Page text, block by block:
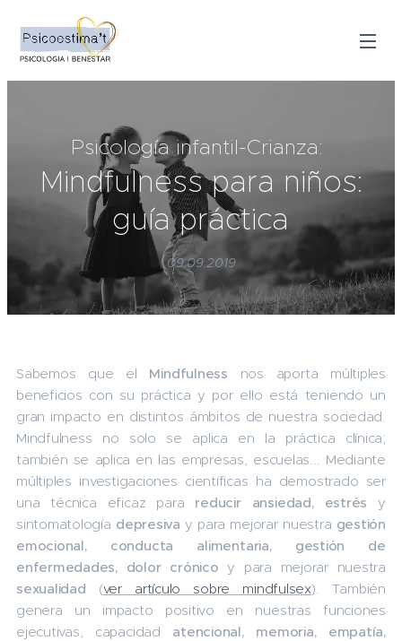
Psicología infantil-Crianza:
Mindfulness para niños:
guía práctica
09.09.2019
Sabemos que el Mindfulness nos aporta múltiples
beneficios con su práctica y por ello está teniendo un
gran impacto en distintos ámbitos de nuestra sociedad.
Mindfulness no solo se aplica en la práctica clínica;
también se aplica en las empresas, escuelas... Mediante
múltiples investigaciones científicas ha demostrado ser
una técnica eficaz para reducir ansiedad, estrés y
sintomatología depresivay para mejorar nuestra gestión
emocional, conducta alimentaria, gestión de
enfermedades, dolor crónico y para mejorar nuestra
sexualidad (ver artículo sobre mindfulsex). También
genera un impacto positivo en nuestras funciones
ejecutivas, capacidad atencional, memoria, empatía,